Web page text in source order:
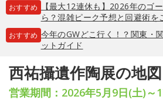
おすすめ
【最大12連休も】2026年のゴ
ら？混雑ピーク予想と回避術を
おすすめ 今年のGWどこ行く！？関東・
ットガイド
西祐攝遺作陶展の地
営業期間：2026年5月9日(土)～